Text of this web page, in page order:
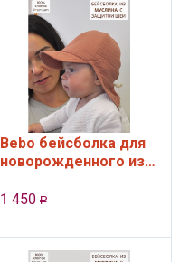
Bebo бейсболка для
новорожденного из
роза, 36-40 см
1 450 Р